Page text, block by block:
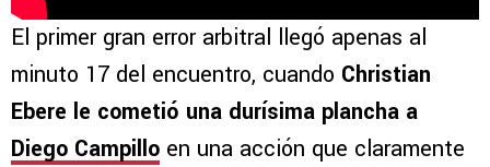
El primer gran error arbitral llegó apenas al
minuto 17 del encuentro, cuando Christian
Ebere le cometió una durísima plancha a
Diego Campillo en una acción que claramente